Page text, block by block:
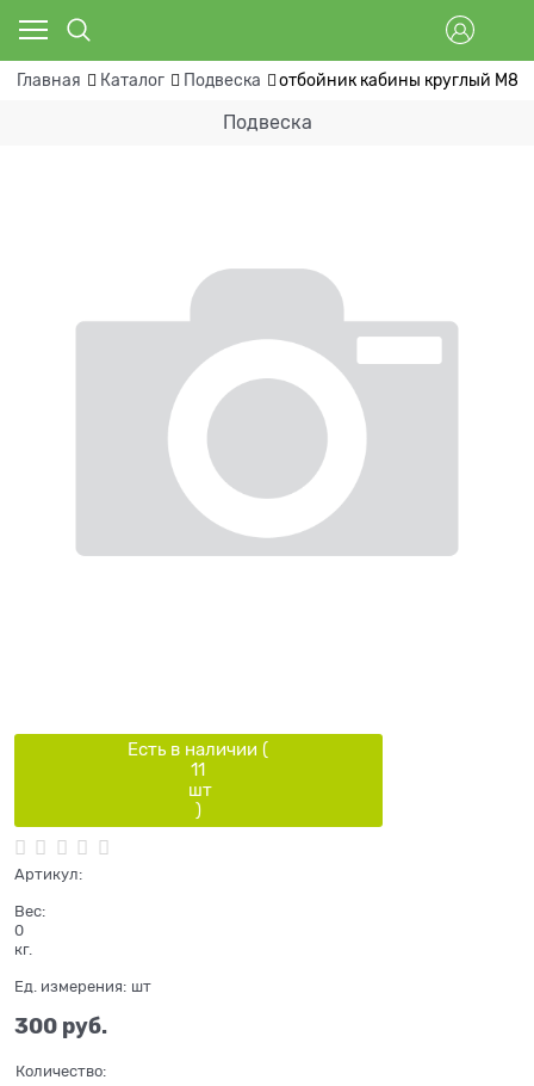
Главная Каталог Подвеска отбойник кабины круглый M8
Подвеска
Есть в наличии (
11
шт
)
Артикул:
Вес:
0
кг.
Ед. измерения: шт
300 руб.
Количество: